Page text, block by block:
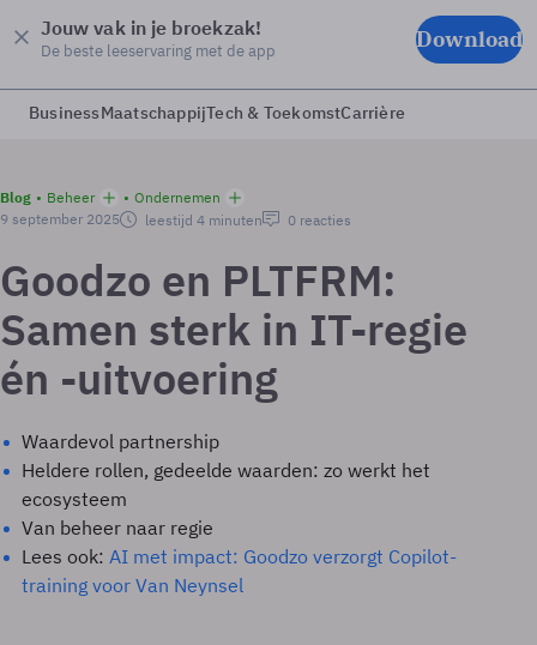
Jouw vak in je broekzak!
De beste leeservaring met de app Download
BusinessMaatschappijTech & ToekomstCarrière
Blog Beheer
Ondernemen
9 september 2025
leestijd 4 minuten 0 reacties
Goodzo en PLTFRM:
Samen sterk in IT-regie
én -uitvoering
Waardevol partnership
Heldere rollen, gedeelde waarden: zo werkt het
ecosysteem
Van beheer naar regie
Lees ook: AI met impact: Goodzo verzorgt Copilot-
training voor Van Neynsel